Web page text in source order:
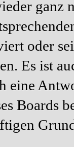
ganz
oder
Es ist
eine
Boards